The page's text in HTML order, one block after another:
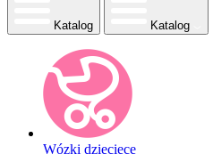
Katalog Katalog
Wózki dziecięce